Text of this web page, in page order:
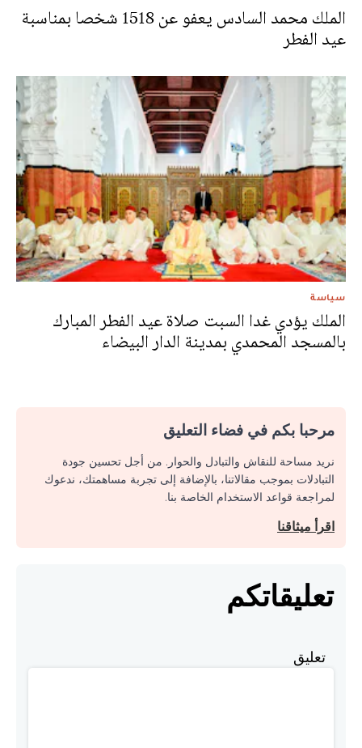
الملك محمد السادس يعفو عن 1518 شخصا بمناسبة
عيد الفطر
سياسة
الملك يؤدي غدا السبت صلاة عيد الفطر المبارك
بالمسجد المحمدي بمدينة الدار البيضاء
مرحبا بكم في فضاء التعليق
نريد مساحة للنقاش والتبادل والحوار. من أجل تحسين جودة
التبادلات بموجب مقالاتنا، بالإضافة إلى تجربة مساهمتك، ندعوك
لمراجعة قواعد الاستخدام الخاصة بنا.
اقرأ ميثاقنا
تعليقاتكم
تعليق